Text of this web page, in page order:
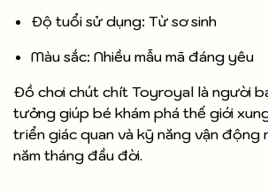
Độ tuổi sử dụng: Từ sơ sinh
Màu sắc: Nhiều mẫu mã đáng yêu
Đồ chơi chút chít Toyroyal là người
tưởng giúp bé khám phá thế giới
triển giác quan và kỹ năng vận động
năm tháng đầu đời.